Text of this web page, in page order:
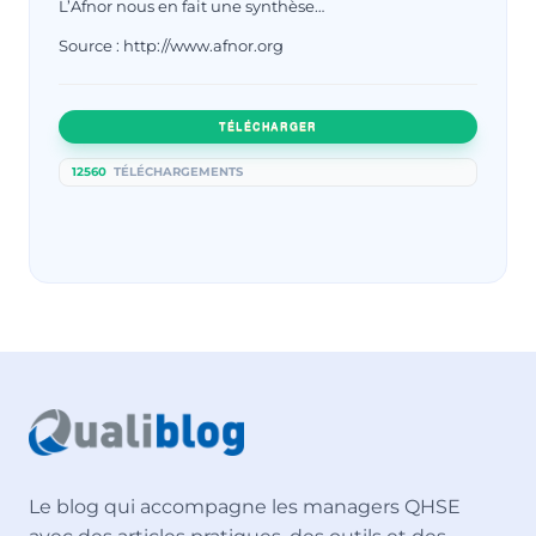
L’Afnor nous en fait une synthèse…
Source : http://www.afnor.org
TÉLÉCHARGER
12560 TÉLÉCHARGEMENTS
Le blog qui accompagne les managers QHSE